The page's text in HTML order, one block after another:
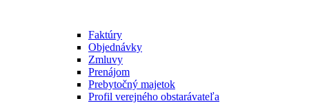
Faktúry
Objednávky
Zmluvy
Prenájom
Prebytočný majetok
Profil verejného obstarávateľa